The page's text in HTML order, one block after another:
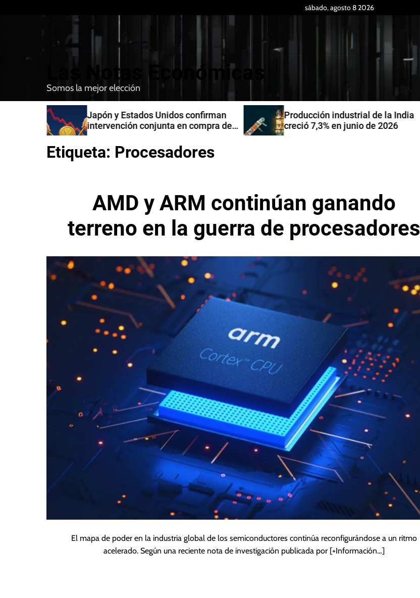
sábado, agosto 8 2026
Las Notas Económicas
Somos la mejor elección
Japón y Estados Unidos confirman
intervención conjunta en compra de
yenes
Producción industrial de la India
creció 7,3% en junio de 2026
Etiqueta: Procesadores
AMD y ARM continúan ganando
terreno en la guerra de procesadores
El mapa de poder en la industria global de los semiconductores continúa reconfigurándose a un ritmo
acelerado. Según una reciente nota de investigación publicada por [+Información…]